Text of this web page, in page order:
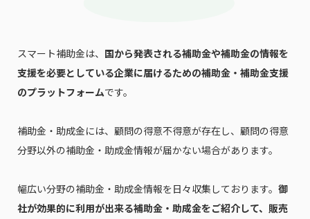
スマート補助金は、 国から発表される補助金や補助金の情報を
支援を必要としている企業に届けるための補助金・補助金支援
のプラットフォームです。
補助金・助成金には、顧問の得意不得意が存在し、顧問の得意
分野以外の補助金・助成金情報が届かない場合があります。
幅広い分野の補助金・助成金情報を日々収集しております。 御
社が効果的に利用が出来る補助金・助成金をご紹介して、販売